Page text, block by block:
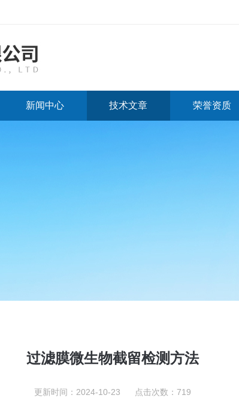
新闻中心 技术文章 荣誉资质
过滤膜微生物截留检测方法
更新时间：2024-10-23 点击次数：719